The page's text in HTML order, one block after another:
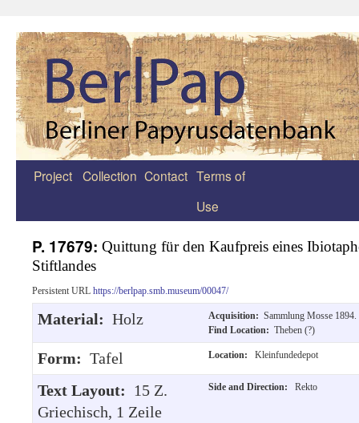
Zum
Project Collection Contact Terms of
Use
P. 17679: Quittung für den Kaufpreis eines
Stiftlandes
Persistent URL https://berlpap.smb.museum/00047/
Material: Holz Acquisition: Sammlung Mosse 1894.
Find Location: Theben (?)
Form: Tafel Location: Kleinfundedepot
Text Layout: 15 Z.
Griechisch, 1 Zeile
Side and Direction: Rekto